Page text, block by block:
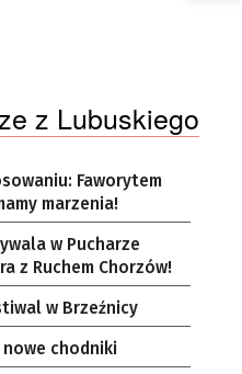
z Lubuskiego
Faworytem
marzenia!
w Pucharze
z Ruchem Chorzów!
w Brzeźnicy
chodniki